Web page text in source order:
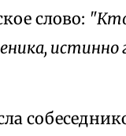
слово:
истинно